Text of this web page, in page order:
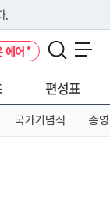
.
있다면 아래 URL에
에어
편성표
국가기념식 종영